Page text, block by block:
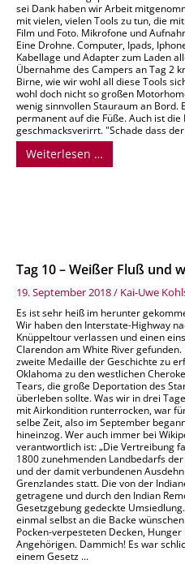
sei Dank haben wir Arbeit
mit vielen, vielen Tools zu tun, die
Film und Foto. Mikrofone und
Eine Drohne. Computer, Ipads,
Kabellage und Adapter zum Laden
Übernahme des Campers an Tag 2
Birne, wie wir wohl all diese Tools
wohl doch nicht so großen
wenig sinnvollen Stauraum an Bord.
permanent auf die Füße. Auch ist
geschmacksverirrt. "Schade dass
Weiterlesen …
Tag 10 – Weißer Fluß und
19. September 2018/ Kai-Uwe
Es ist sehr heiß im herunter
Wir haben den Interstate-Highway
Knüppeltour verlassen und einen
Clarendon am White River
zweite Medaille der Geschichte zu
Oklahoma zu den westlichen
Tears, die große Deportation des
überleben sollte. Was wir in drei
mit Airkondition runterrocken, war
selbe Zeit, also im September
hineinzog. Wer auch immer bei
verantwortlich ist: „Die Vertreibung
1800 zunehmenden Landbedarfs
und der damit verbundenen
Grenzlandes statt. Die von der
getragene und durch den Indian
Gesetzgebung gedeckte
einmal selbst an die Backe
Pocken-verpesteten Decken,
Angehörigen. Dammich! Es war
einem Gesetz ...